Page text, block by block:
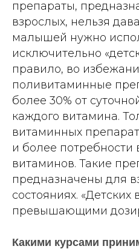
препараты,
взрослых, нельзя
малышей нужно
исключительно
правило, во
поливитаминные
более 30% от
каждого витамина.
витаминных
и более потребности
витаминов. Такие
предназначены для
состояниях. «Детских
превышающими
Какими курсами